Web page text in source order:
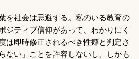
を社会は忌避する。私のいる教育の
ジティブ信仰があって、わかりにく
は即時修正されるべき性癖と判定さ
ない」ことを許容しないし、しかも